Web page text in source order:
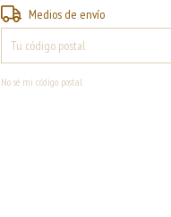
Entregas para el CP:
Medios de envío
No sé mi código postal